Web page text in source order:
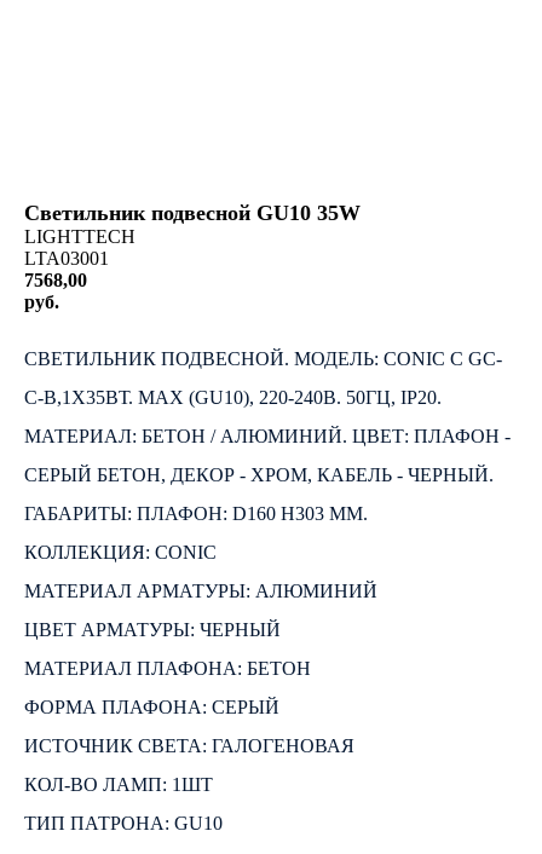
Светильник подвесной GU10 35W
LIGHTTECH
LTA03001
7568,00
руб.
СВЕТИЛЬНИК ПОДВЕСНОЙ. МОДЕЛЬ: CONIC C GC-
C-B,1Х35ВТ. MAX (GU10), 220-240В. 50ГЦ, IP20.
МАТЕРИАЛ: БЕТОН / АЛЮМИНИЙ. ЦВЕТ: ПЛАФОН -
СЕРЫЙ БЕТОН, ДЕКОР - ХРОМ, КАБЕЛЬ - ЧЕРНЫЙ.
ГАБАРИТЫ: ПЛАФОН: D160 H303 ММ.
КОЛЛЕКЦИЯ: CONIC
МАТЕРИАЛ АРМАТУРЫ: АЛЮМИНИЙ
ЦВЕТ АРМАТУРЫ: ЧЕРНЫЙ
МАТЕРИАЛ ПЛАФОНА: БЕТОН
ФОРМА ПЛАФОНА: СЕРЫЙ
ИСТОЧНИК СВЕТА: ГАЛОГЕНОВАЯ
КОЛ-ВО ЛАМП: 1ШТ
ТИП ПАТРОНА: GU10